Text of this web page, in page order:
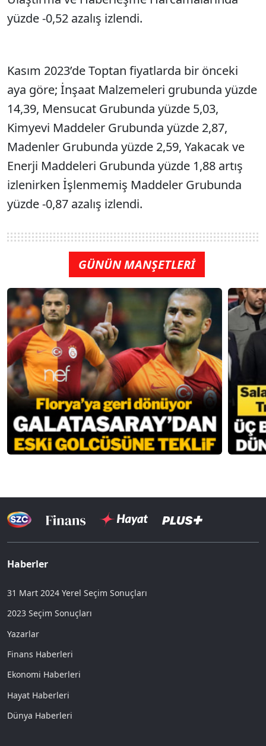
yüzde -0,52 azalış izlendi.
Kasım 2023’de Toptan fiyatlarda bir önceki
aya göre; İnşaat Malzemeleri grubunda yüzde
14,39, Mensucat Grubunda yüzde 5,03,
Kimyevi Maddeler Grubunda yüzde 2,87,
Madenler Grubunda yüzde 2,59, Yakacak ve
Enerji Maddeleri Grubunda yüzde 1,88 artış
izlenirken İşlenmemiş Maddeler Grubunda
yüzde -0,87 azalış izlendi.
GÜNÜN MANŞETLERİ
Haberler
31 Mart 2024 Yerel Seçim Sonuçları
2023 Seçim Sonuçları
Yazarlar
Finans Haberleri
Ekonomi Haberleri
Hayat Haberleri
Dünya Haberleri